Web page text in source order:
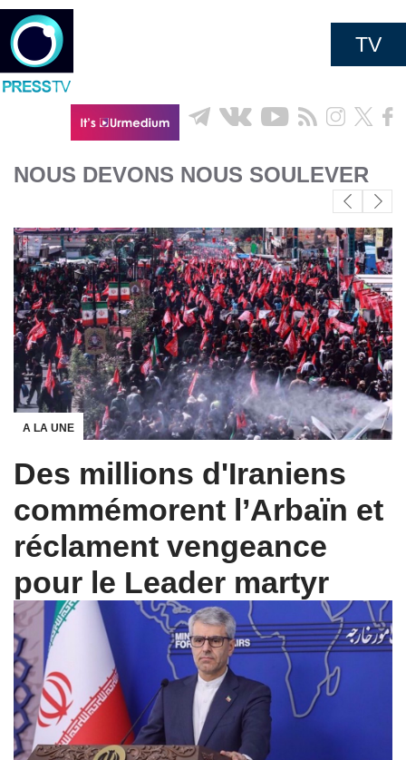
TV
NOUS DEVONS NOUS SOULEVER
A LA UNE
Des millions d'Iraniens
commémorent l’Arbaïn et
réclament vengeance
pour le Leader martyr